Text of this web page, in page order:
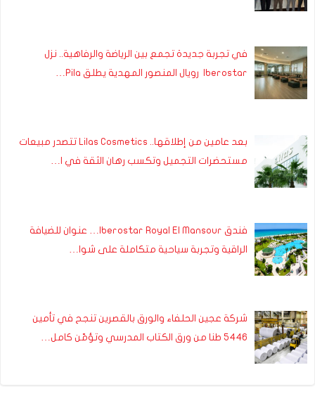
في تجربة جديدة تجمع بين الرياضة والرفاهية.. نزل
Iberostar رويال المنصور المهدية يطلق Pila…
بعد عامين من إطلاقها.. Lilas Cosmetics تتصدر مبيعات
مستحضرات التجميل وتكسب رهان الثقة في ا…
فندق Iberostar Royal El Mansour… عنوان للضيافة
الراقية وتجربة سياحية متكاملة على شوا…
شركة عجين الحلفاء والورق بالقصرين تنجح في تأمين
5446 طنا من ورق الكتاب المدرسي وتؤمّن كامل…